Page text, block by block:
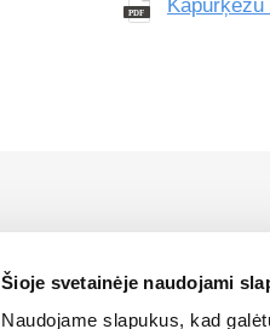
Šioje svetainėje naudojami
Naudojame slapukus, kad
servisa un risinājumu
SĪKDATŅU